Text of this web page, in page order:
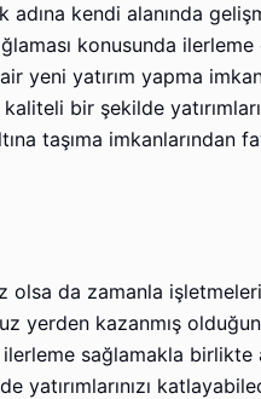
adına kendi alanında
konusunda
yeni yatırım yapma
bir şekilde
taşıma imkanlarından
olsa da zamanla
yerden kazanmış
ilerleme sağlamakla birlikte
yatırımlarınızı